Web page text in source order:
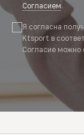
Согласием.
Я согласна
Ktsport в
Согласие можно